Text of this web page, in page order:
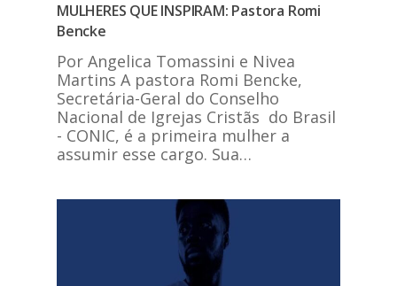
MULHERES QUE INSPIRAM: Pastora Romi
Bencke
Por Angelica Tomassini e Nivea
Martins A pastora Romi Bencke,
Secretária-Geral do Conselho
Nacional de Igrejas Cristãs do Brasil
- CONIC, é a primeira mulher a
assumir esse cargo. Sua…